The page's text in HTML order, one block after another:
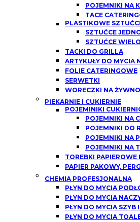
POJEMNIKI NA
TACE
PLASTIKOWE
SZTUĆCE
SZTUĆCE
TACKI DO GRILLA
ARTYKUŁY DO MYCIA
FOLIE CATERINGOWE
SERWETKI
WORECZKI NA
PIEKARNIE I CUKIERNIE
POJEMINIKI
POJEMNIKI NA
POJEMNIKI DO
POJEMNIKI NA
POJEMNIKI NA
TOREBKI PAPIEROWE
PAPIER PAKOWY,
CHEMIA PROFESJONALNA
PŁYN DO MYCIA
PŁYN DO MYCIA
PŁYN DO MYCIA SZYB
PŁYN DO MYCIA